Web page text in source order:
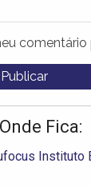
comentário
Fica:
Instituto